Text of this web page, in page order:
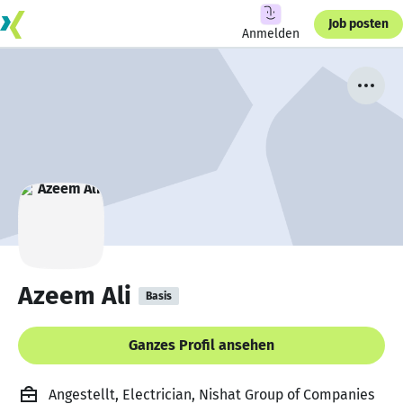
Anmelden
Job posten
Azeem Ali Basis
Ganzes Profil ansehen
Angestellt, Electrician, Nishat Group of Companies